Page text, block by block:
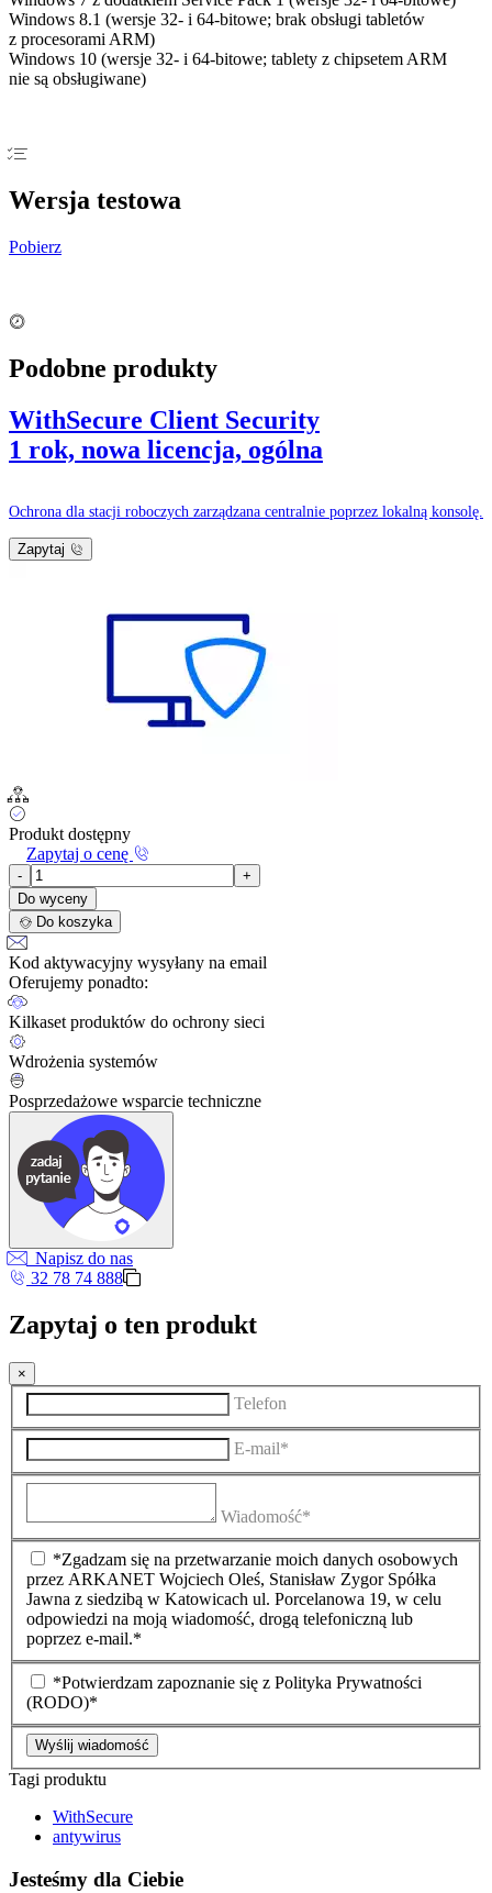
Windows 8.1 (wersje 32- i 64-bitowe; brak obsługi tabletów
z procesorami ARM)
Windows 10 (wersje 32- i 64-bitowe; tablety z chipsetem ARM
nie są obsługiwane)
Wersja testowa
Pobierz
Podobne produkty
WithSecure Client Security
1 rok, nowa licencja, ogólna
Ochrona dla stacji roboczych zarządzana centralnie poprzez lokalną konsolę.
Zapytaj
Produkt dostępny
Zapytaj o cenę
-
+
Do wyceny
Do koszyka
Kod aktywacyjny wysyłany na email
Oferujemy ponadto:
Kilkaset produktów do ochrony sieci
Wdrożenia systemów
Posprzedażowe wsparcie techniczne
Napisz do nas
32 78 74 888
Zapytaj o ten produkt
×
Telefon
E-mail*
Wiadomość*
*Zgadzam się na przetwarzanie moich danych osobowych
przez ARKANET Wojciech Oleś, Stanisław Zygor Spółka
Jawna z siedzibą w Katowicach ul. Porcelanowa 19, w celu
odpowiedzi na moją wiadomość, drogą telefoniczną lub
poprzez e-mail.*
*Potwierdzam zapoznanie się z Polityka Prywatności
(RODO)*
Wyślij wiadomość
Tagi produktu
WithSecure
antywirus
Jesteśmy dla Ciebie